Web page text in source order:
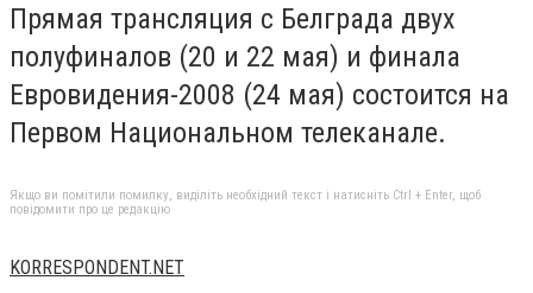
Прямая трансляция с Белграда двух
полуфиналов (20 и 22 мая) и финала
Евровидения-2008 (24 мая) состоится на
Первом Национальном телеканале.
Якщо ви помітили помилку, виділіть необхідний текст і натисніть Ctrl + Enter, щоб
повідомити про це редакцію
KORRESPONDENT.NET